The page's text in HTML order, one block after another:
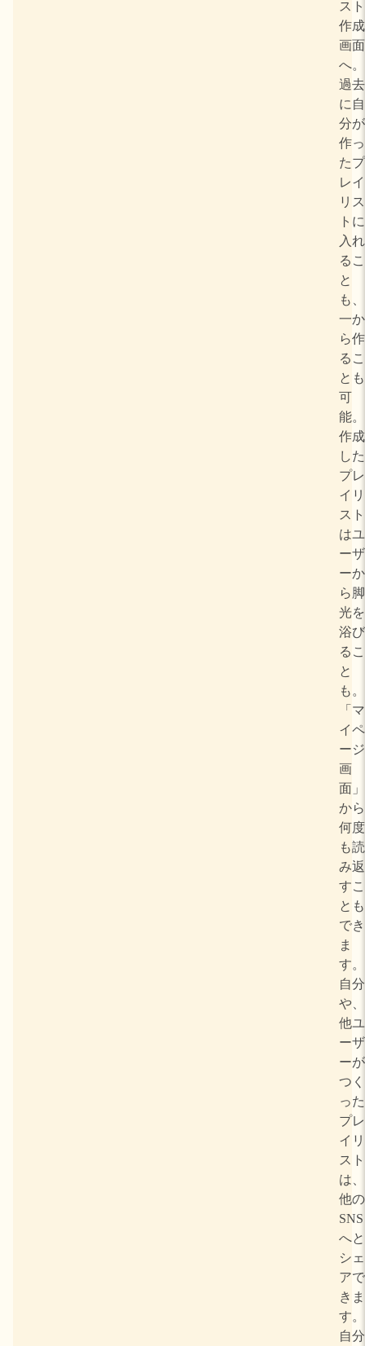
スト
作成
画面
へ。
過去
に自
分が
作っ
たプ
レイ
リス
トに
入れ
るこ
と
も、
一か
ら作
るこ
とも
可
能。
作成
した
プレ
イリ
スト
はユ
ーザ
ーか
ら脚
光を
浴び
るこ
と
も。
「マ
イペ
ージ
画
面」
から
何度
も読
み返
すこ
とも
でき
ま
す。
自分
や、
他ユ
ーザ
ーが
つく
った
プレ
イリ
スト
は、
他の
SNS
へと
シェ
アで
きま
す。
自分